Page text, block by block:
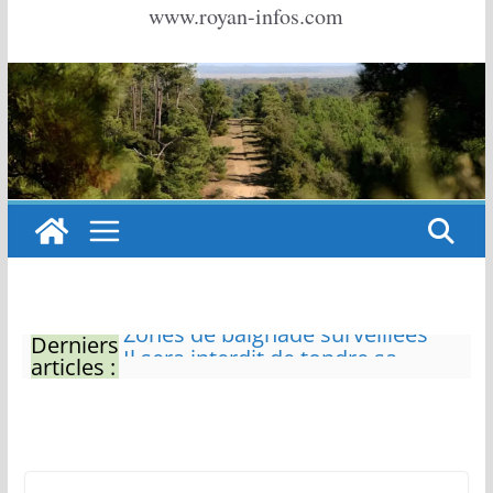
www.royan-infos.com
Derniers
articles :
Il sera interdit de tondre sa